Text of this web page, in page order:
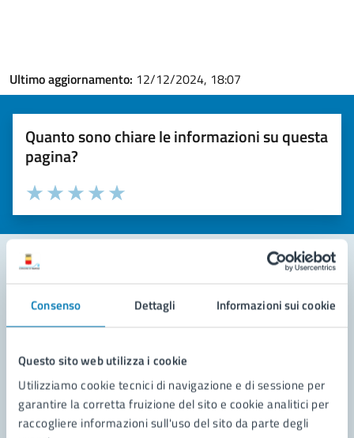
Consenso Dettagli Informazioni sui cookie
Questo sito web utilizza i cookie
Utilizziamo cookie tecnici di navigazione e di sessione per
garantire la corretta fruizione del sito e cookie analitici per
raccogliere informazioni sull'uso del sito da parte degli
Ultimo aggiornamento: 12/12/2024, 18:07
Quanto sono chiare le informazioni su questa
pagina?
Valuta la chiarezza delle informazioni (da 1 a 5 stelle)
Seleziona il numero di stelle per valutare la chiarezza delle
Valuta 5 stelle su 5
Valuta 4 stelle su 5
Valuta 3 stelle su 5
Valuta 2 stelle su 5
Valuta 1 stelle su 5
Contatta il comune
Leggi le domande frequenti
Richiedi assistenza
Prenota appuntamento